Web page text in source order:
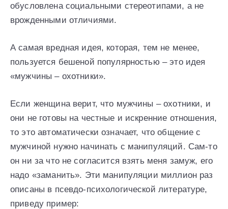
обусловлена социальными стереотипами, а не
врожденными отличиями.
А самая вредная идея, которая, тем не менее,
пользуется бешеной популярностью – это идея
«мужчины – охотники».
Если женщина верит, что мужчины – охотники, и
они не готовы на честные и искренние отношения,
то это автоматически означает, что общение с
мужчиной нужно начинать с манипуляций. Сам-то
он ни за что не согласится взять меня замуж, его
надо «заманить». Эти манипуляции миллион раз
описаны в псевдо-психологической литературе,
приведу пример: